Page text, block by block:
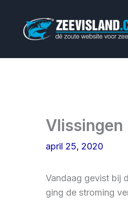
Vlissingen
april 25, 2020
Vandaag gevist bij
ging de stroming